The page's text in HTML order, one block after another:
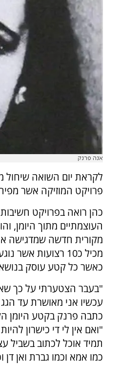
אנה פרנק
לקראת יום השואה שיחול
פרויקט המוזיקה אשר
כהן רואה בפרויקט
העוצמתיים מתוך היומן,
מקורית חדשה שמדגישה
מכיל כ10 רצועות
כאשר כל קטע עוסק
"בעבר הצטערתי על כך
עכשיו אני מאושרת עד
כתבה פרנק בקטע היומן
"ואם אין לי די כישרון
תמיד אוכל לכתוב בשביל
כמו אמא וכמו גברת ואן